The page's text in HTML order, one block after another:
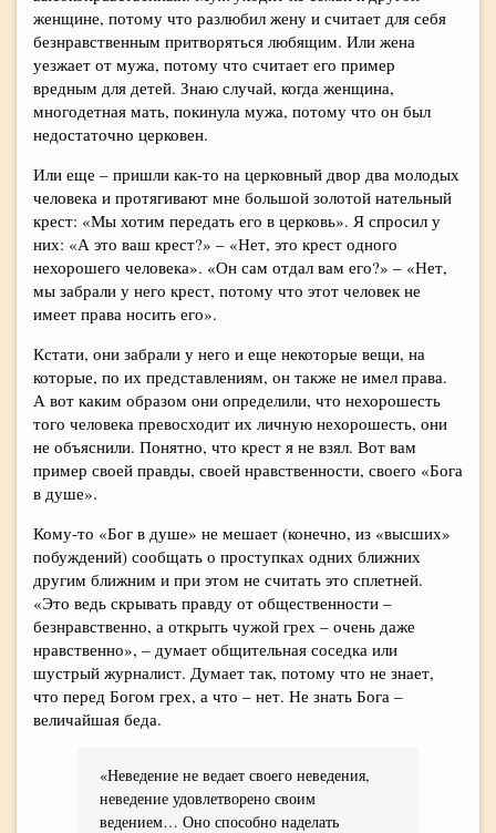
женщине, потому что разлюбил жену и считает для себя
безнравственным притворяться любящим. Или жена
уезжает от мужа, потому что считает его пример
вредным для детей. Знаю случай, когда женщина,
многодетная мать, покинула мужа, потому что он был
недостаточно церковен.
Или еще – пришли как-то на церковный двор два молодых
человека и протягивают мне большой золотой нательный
крест: «Мы хотим передать его в церковь». Я спросил у
них: «А это ваш крест?» – «Нет, это крест одного
нехорошего человека». «Он сам отдал вам его?» – «Нет,
мы забрали у него крест, потому что этот человек не
имеет права носить его».
Кстати, они забрали у него и еще некоторые вещи, на
которые, по их представлениям, он также не имел права.
А вот каким образом они определили, что нехорошесть
того человека превосходит их личную нехорошесть, они
не объяснили. Понятно, что крест я не взял. Вот вам
пример своей правды, своей нравственности, своего «Бога
в душе».
Кому-то «Бог в душе» не мешает (конечно, из «высших»
побуждений) сообщать о проступках одних ближних
другим ближним и при этом не считать это сплетней.
«Это ведь скрывать правду от общественности –
безнравственно, а открыть чужой грех – очень даже
нравственно», – думает общительная соседка или
шустрый журналист. Думает так, потому что не знает,
что перед Богом грех, а что – нет. Не знать Бога –
величайшая беда.
«Неведение не ведает своего неведения,
неведение удовлетворено своим
ведением… Оно способно наделать